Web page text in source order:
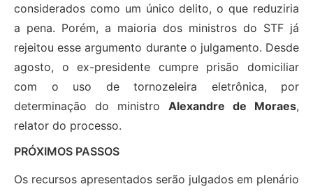
considerados como um único delito, o que reduziria
a pena. Porém, a maioria dos ministros do STF já
rejeitou esse argumento durante o julgamento. Desde
agosto, o ex-presidente cumpre prisão domiciliar
com o uso de tornozeleira eletrônica, por
determinação do ministro Alexandre de Moraes,
relator do processo.
PRÓXIMOS PASSOS
Os recursos apresentados serão julgados em plenário